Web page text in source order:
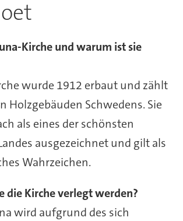
Kirche und warum ist sie
wurde 1912 erbaut und zählt
Holzgebäuden Schwedens. Sie
als eines der schönsten
ausgezeichnet und gilt als
Wahrzeichen.
die Kirche verlegt werden?
wird aufgrund des sich